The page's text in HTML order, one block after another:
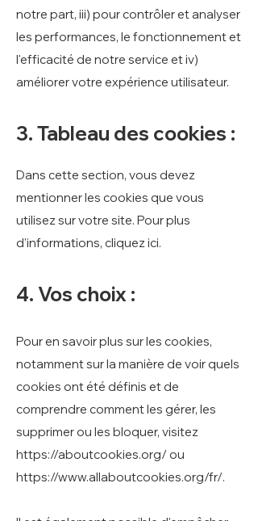
notre part, iii) pour contrôler et analyser
les performances, le fonctionnement et
l'efficacité de notre service et iv)
améliorer votre expérience utilisateur.
3. Tableau des cookies :
Dans cette section, vous devez
mentionner les cookies que vous
utilisez sur votre site. Pour plus
d'informations, cliquez ici.
4. Vos choix :
Pour en savoir plus sur les cookies,
notamment sur la manière de voir quels
cookies ont été définis et de
comprendre comment les gérer, les
supprimer ou les bloquer, visitez
https://aboutcookies.org/ou
https://www.allaboutcookies.org/fr/.